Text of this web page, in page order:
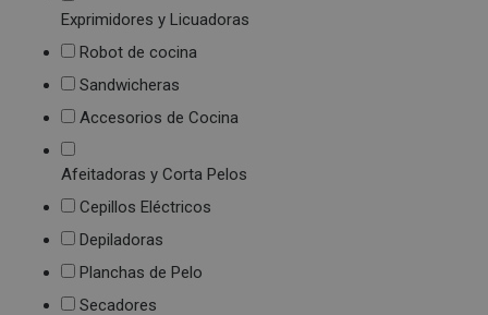
Exprimidores y Licuadoras
Robot de cocina
Sandwicheras
Accesorios de Cocina
Afeitadoras y Corta Pelos
Cepillos Eléctricos
Depiladoras
Planchas de Pelo
Secadores